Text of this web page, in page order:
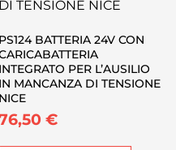
PS124 BATTERIA 24V CON
INTEGRATO PER L’AUSILIO
IN MANCANZA DI TENSIONE
NICE
€